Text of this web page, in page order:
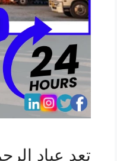
تعد عباد